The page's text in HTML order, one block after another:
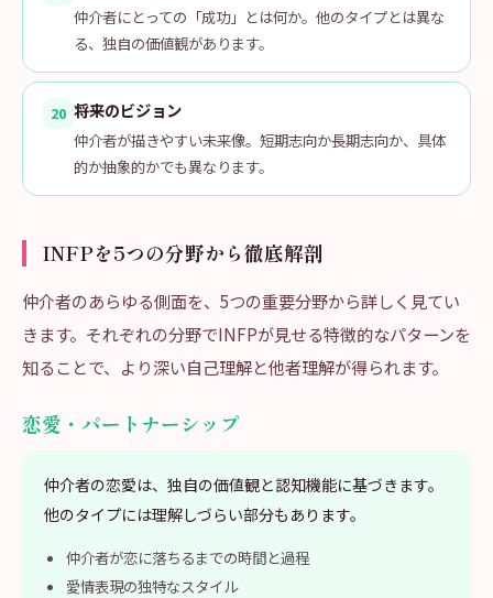
仲介者にとっての「成功」とは何か。他のタイプとは異な
る、独自の価値観があります。
20 将来のビジョン
仲介者が描きやすい未来像。短期志向か長期志向か、具体
的か抽象的かでも異なります。
INFPを5つの分野から徹底解剖
仲介者のあらゆる側面を、5つの重要分野から詳しく見てい
きます。それぞれの分野でINFPが見せる特徴的なパターンを
知ることで、より深い自己理解と他者理解が得られます。
恋愛・パートナーシップ
仲介者の恋愛は、独自の価値観と認知機能に基づきます。
他のタイプには理解しづらい部分もあります。
仲介者が恋に落ちるまでの時間と過程
愛情表現の独特なスタイル